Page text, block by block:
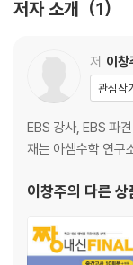
2. 미분가능성과 연속성
연습문제 (step A, B,
04 도함수
2. 다항함수의 미분법
05 접선의 방정식과 평
저자 소개 1
저 이창
관심작
EBS 강사, EBS 파
재는 아샘수학 연구
이창주의 다른 상